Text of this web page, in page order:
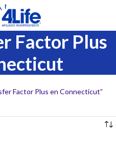
Factor Plus
Factor Plus en Connecticut”